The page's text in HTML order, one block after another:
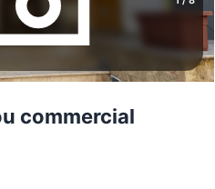
commercial